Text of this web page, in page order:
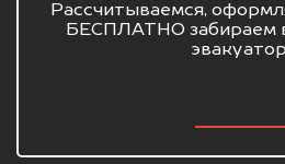
Рассчитываемся,
БЕСПЛАТНО забираем